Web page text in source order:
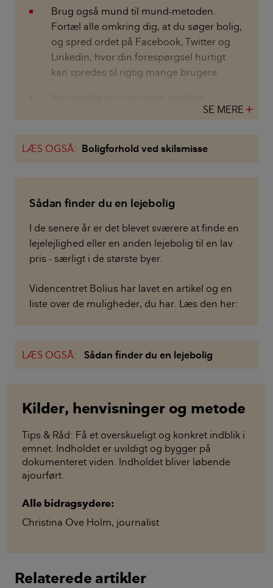
Brug også mund til mund-metoden.
Fortæl alle omkring dig, at du søger bolig,
og spred ordet på Facebook, Twitter og
Linkedin, hvor din forespørgsel hurtigt
kan spredes til rigtig mange brugere.
SE MERE
LÆS OGSÅ: Boligforhold ved skilsmisse
Sådan finder du en lejebolig
I de senere år er det blevet sværere at finde en
lejelejlighed eller en anden lejebolig til en lav
pris - særligt i de største byer.
Videncentret Bolius har lavet en artikel og en
liste over de muligheder, du har. Læs den her:
LÆS OGSÅ: Sådan finder du en lejebolig
Kilder, henvisninger og metode
Tips & Råd: Få et overskueligt og konkret indblik i
emnet. Indholdet er uvildigt og bygger på
dokumenteret viden. Indholdet bliver løbende
ajourført.
Alle bidragsydere:
Christina Ove Holm, journalist
Relaterede artikler